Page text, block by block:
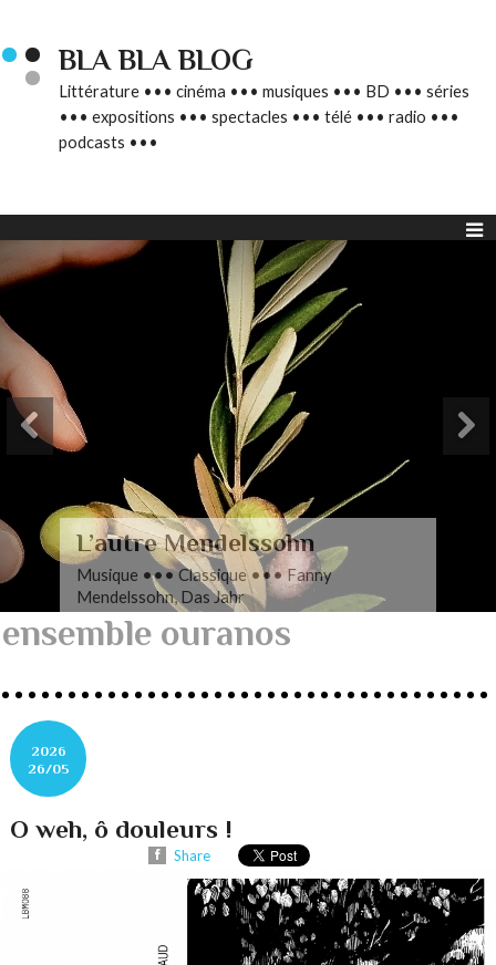
BLA BLA BLOG
Littérature ••• cinéma ••• musiques ••• BD ••• séries
••• expositions ••• spectacles ••• télé ••• radio •••
podcasts •••
L’autre Mendelssohn
Musique ••• Classique ••• Fanny
Mendelssohn, Das Jahr
ensemble ouranos
2026
26/05
O weh, ô douleurs !
Share